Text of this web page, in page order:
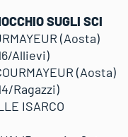
SUGLI SCI
(Aosta)
Allievi)
(Aosta)
Ragazzi)
ISARCO